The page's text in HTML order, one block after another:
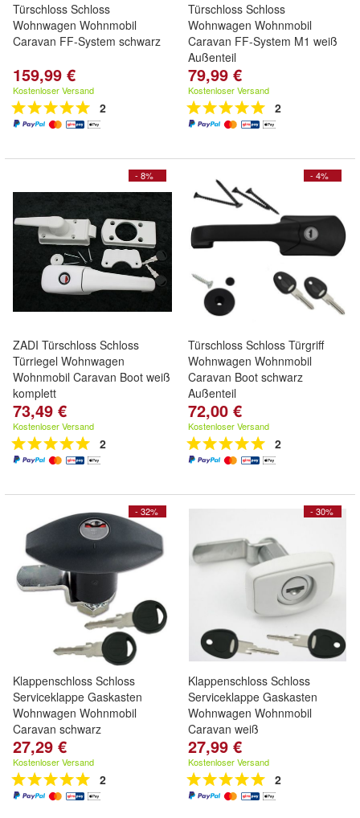
Türschloss Schloss
Wohnwagen Wohnmobil
Caravan FF-System schwarz
159,99 €
Kostenloser Versand
2
Türschloss Schloss
Wohnwagen Wohnmobil
Caravan FF-System M1 weiß
Außenteil
79,99 €
Kostenloser Versand
2
- 8%
ZADI Türschloss Schloss
Türriegel Wohnwagen
Wohnmobil Caravan Boot weiß
komplett
73,49 €
Kostenloser Versand
2
- 4%
Türschloss Schloss Türgriff
Wohnwagen Wohnmobil
Caravan Boot schwarz
Außenteil
72,00 €
Kostenloser Versand
2
- 32%
Klappenschloss Schloss
Serviceklappe Gaskasten
Wohnwagen Wohnmobil
Caravan schwarz
27,29 €
Kostenloser Versand
2
- 30%
Klappenschloss Schloss
Serviceklappe Gaskasten
Wohnwagen Wohnmobil
Caravan weiß
27,99 €
Kostenloser Versand
2